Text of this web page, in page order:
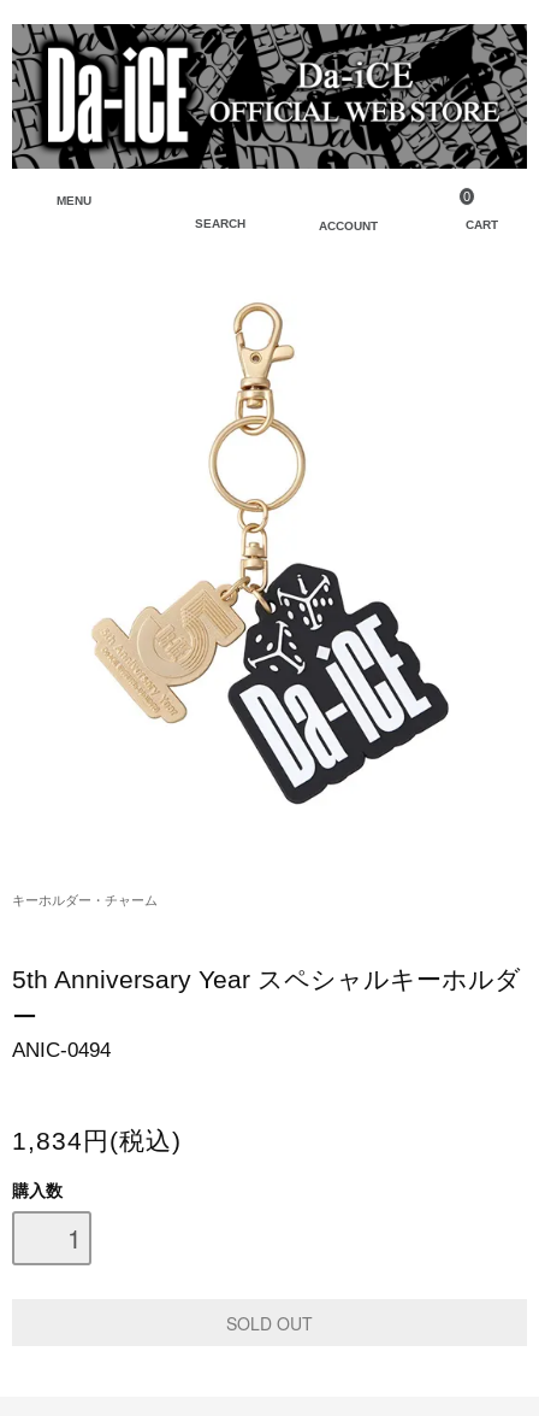
MENU
SEARCH
ACCOUNT CART
0
フェイスタオル・タオル
パーカー・スウェット・ブルゾン
キーホルダー・チャーム
アクリルスタンド・アクセサリー・帽子
缶バッジ・ステッカー
生活雑貨・菓子・ゲーム
工藤大輝グッズ
和田颯｜Wagic Hour Worksグッズ
クリスマスアイテム
EC限定グッズ
会場限定グッズ
検索
キーホルダー・チャーム
5th Anniversary Year スペシャルキーホルダ
ー
ANIC-0494
1,834円(税込)
購入数